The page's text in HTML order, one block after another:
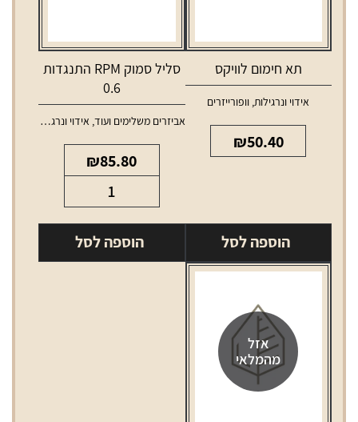
תא חימום לוויקס
אידוי ונרגילות, וופורייזרים
₪50.40
הוספה לסל
סליל סמוק RPM התנגדות
0.6
אביזרים משלימים ועוד, אידוי ונרגילות
₪85.80
של
סליל
סמוק
הוספה לסל
אזל
מהמלאי